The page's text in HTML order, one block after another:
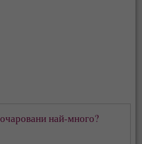
най-много?